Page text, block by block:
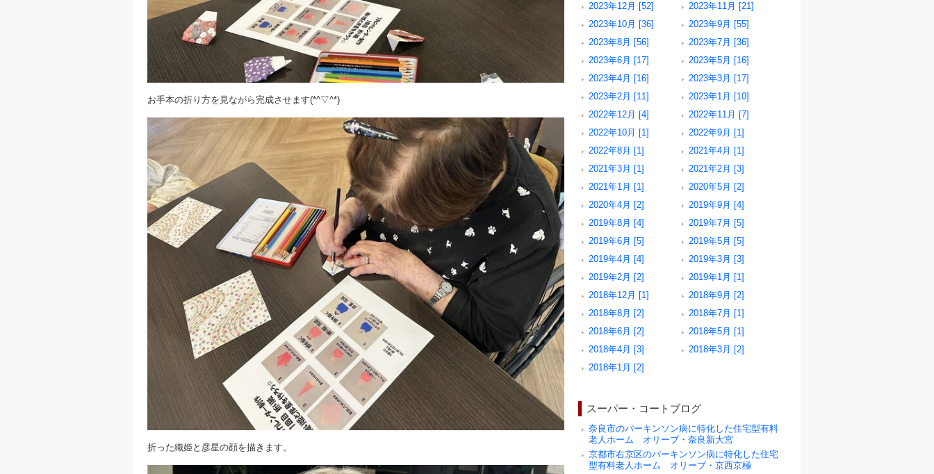
お手本の折り方を見ながら完成させます(*^▽^*)
折った織姫と彦星の顔を描きます。
2023年12月 [52]
2023年11月 [21]
2023年10月 [36]
2023年9月 [55]
2023年8月 [56]
2023年7月 [36]
2023年6月 [17]
2023年5月 [16]
2023年4月 [16]
2023年3月 [17]
2023年2月 [11]
2023年1月 [10]
2022年12月 [4]
2022年11月 [7]
2022年10月 [1]
2022年9月 [1]
2022年8月 [1]
2021年4月 [1]
2021年3月 [1]
2021年2月 [3]
2021年1月 [1]
2020年5月 [2]
2020年4月 [2]
2019年9月 [4]
2019年8月 [4]
2019年7月 [5]
2019年6月 [5]
2019年5月 [5]
2019年4月 [4]
2019年3月 [3]
2019年2月 [2]
2019年1月 [1]
2018年12月 [1]
2018年9月 [2]
2018年8月 [2]
2018年7月 [1]
2018年6月 [2]
2018年5月 [1]
2018年4月 [3]
2018年3月 [2]
2018年1月 [2]
スーパー・コートブログ
奈良市のパーキンソン病に特化した住宅型有料
老人ホーム オリーブ・奈良新大宮
京都市右京区のパーキンソン病に特化した住宅
型有料老人ホーム オリーブ・京西京極